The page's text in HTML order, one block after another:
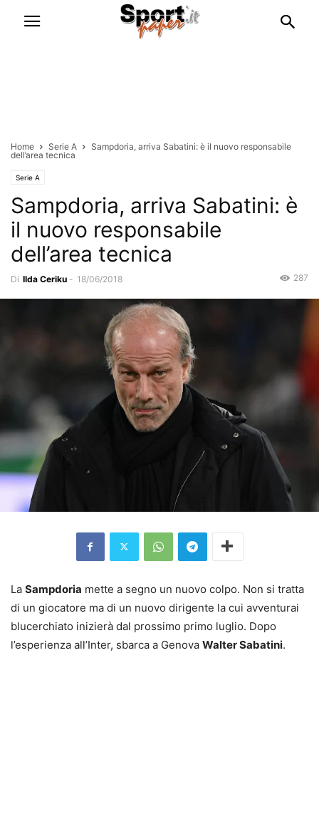
Home Serie A
Sampdoria, arriva Sabatini: è il nuovo responsabile
dell’area tecnica
Serie A
Sampdoria, arriva Sabatini: è
il nuovo responsabile
dell’area tecnica
Di Ilda Ceriku - 18/06/2018 287
La Sampdoria mette a segno un nuovo colpo. Non si tratta
di un giocatore ma di un nuovo dirigente la cui avventurai
blucerchiato inizierà dal prossimo primo luglio. Dopo
l’esperienza all’Inter, sbarca a Genova Walter Sabatini.